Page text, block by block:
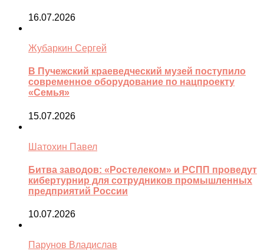
16.07.2026
Жубаркин Сергей
В Пучежский краеведческий музей поступило
современное оборудование по нацпроекту
«Семья»
15.07.2026
Шатохин Павел
Битва заводов: «Ростелеком» и РСПП проведут
кибертурнир для сотрудников промышленных
предприятий России
10.07.2026
Парунов Владислав